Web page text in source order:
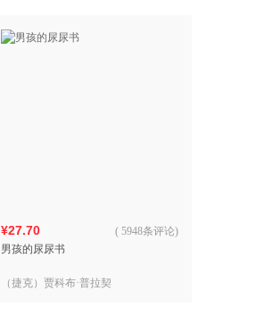
¥27.70
男孩的尿尿书
( 5948条评论)
（捷克）贾科布·普拉契